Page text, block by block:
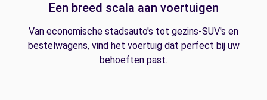
Een breed scala aan voertuigen
Van economische stadsauto's tot gezins-SUV's en
bestelwagens, vind het voertuig dat perfect bij uw
behoeften past.